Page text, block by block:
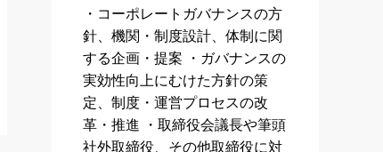
・コーポレートガバナンスの方
針、機関・制度設計、体制に関
する企画・提案 ・ガバナンスの
実効性向上にむけた方針の策
定、制度・運営プロセスの改
革・推進 ・取締役会議長や筆頭
社外取締役、その他取締役に対